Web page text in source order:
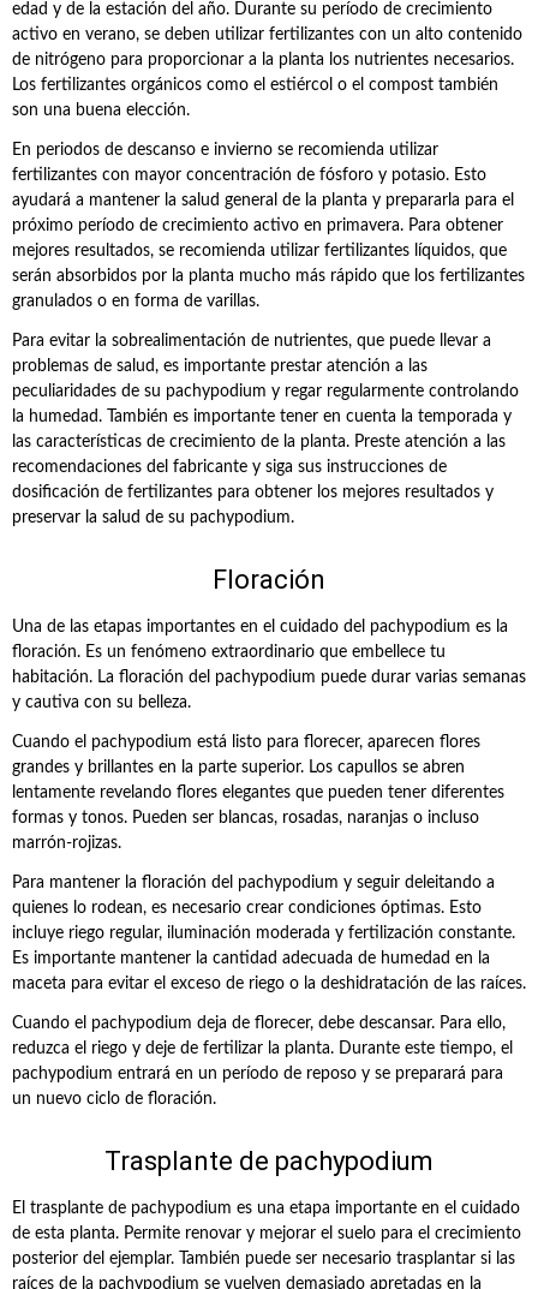
edad y de la estación del año. Durante su período de crecimiento
activo en verano, se deben utilizar fertilizantes con un alto contenido
de nitrógeno para proporcionar a la planta los nutrientes necesarios.
Los fertilizantes orgánicos como el estiércol o el compost también
son una buena elección.
En periodos de descanso e invierno se recomienda utilizar
fertilizantes con mayor concentración de fósforo y potasio. Esto
ayudará a mantener la salud general de la planta y prepararla para el
próximo período de crecimiento activo en primavera. Para obtener
mejores resultados, se recomienda utilizar fertilizantes líquidos, que
serán absorbidos por la planta mucho más rápido que los fertilizantes
granulados o en forma de varillas.
Para evitar la sobrealimentación de nutrientes, que puede llevar a
problemas de salud, es importante prestar atención a las
peculiaridades de su pachypodium y regar regularmente controlando
la humedad. También es importante tener en cuenta la temporada y
las características de crecimiento de la planta. Preste atención a las
recomendaciones del fabricante y siga sus instrucciones de
dosificación de fertilizantes para obtener los mejores resultados y
preservar la salud de su pachypodium.
Floración
Una de las etapas importantes en el cuidado del pachypodium es la
floración. Es un fenómeno extraordinario que embellece tu
habitación. La floración del pachypodium puede durar varias semanas
y cautiva con su belleza.
Cuando el pachypodium está listo para florecer, aparecen flores
grandes y brillantes en la parte superior. Los capullos se abren
lentamente revelando flores elegantes que pueden tener diferentes
formas y tonos. Pueden ser blancas, rosadas, naranjas o incluso
marrón-rojizas.
Para mantener la floración del pachypodium y seguir deleitando a
quienes lo rodean, es necesario crear condiciones óptimas. Esto
incluye riego regular, iluminación moderada y fertilización constante.
Es importante mantener la cantidad adecuada de humedad en la
maceta para evitar el exceso de riego o la deshidratación de las raíces.
Cuando el pachypodium deja de florecer, debe descansar. Para ello,
reduzca el riego y deje de fertilizar la planta. Durante este tiempo, el
pachypodium entrará en un período de reposo y se preparará para
un nuevo ciclo de floración.
Trasplante de pachypodium
El trasplante de pachypodium es una etapa importante en el cuidado
de esta planta. Permite renovar y mejorar el suelo para el crecimiento
posterior del ejemplar. También puede ser necesario trasplantar si las
raíces de la pachypodium se vuelven demasiado apretadas en la